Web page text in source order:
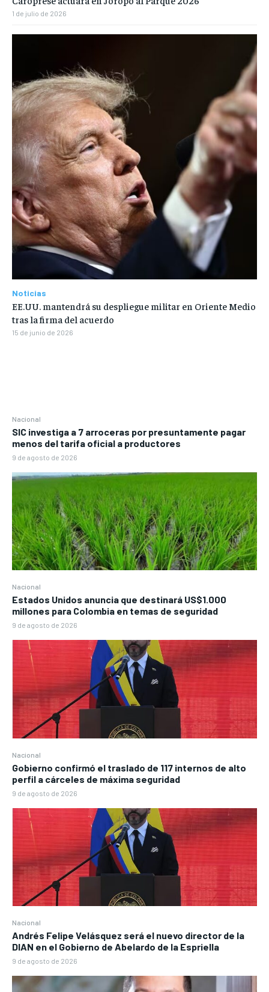
Nacional
SIC investiga a 7 arroceras por presuntamente pagar
menos del tarifa oficial a productores
9 de agosto de 2026
Nacional
Estados Unidos anuncia que destinará US$1.000
millones para Colombia en temas de seguridad
9 de agosto de 2026
Nacional
Gobierno confirmó el traslado de 117 internos de alto
perfil a cárceles de máxima seguridad
9 de agosto de 2026
Nacional
Andrés Felipe Velásquez será el nuevo director de la
DIAN en el Gobierno de Abelardo de la Espriella
9 de agosto de 2026
1 de julio de 2026
Noticias
EE.UU. mantendrá su despliegue militar en Oriente Medio
tras la firma del acuerdo
15 de junio de 2026